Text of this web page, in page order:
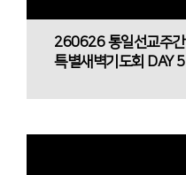
260626 통일선교주간
특별새벽기도회 DAY 5